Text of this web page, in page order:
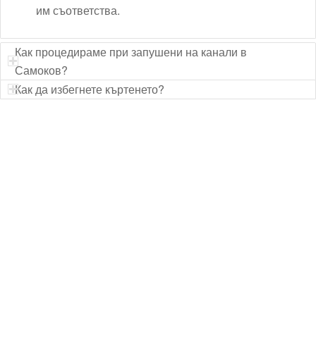
им съответства.
Как процедираме при запушени на канали в
Самоков?
Как да избегнете къртенето?